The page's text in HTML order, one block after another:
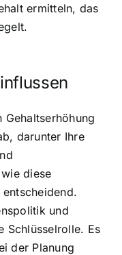
ermitteln, das
Gehaltserhöhung
darunter Ihre
diese
und
Schlüsselrolle. Es
der Planung